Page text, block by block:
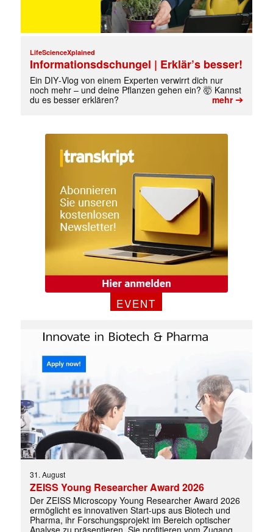
LifeScienceXplained
Informationsdschungel | Erklär’s besser!
Ein DIY‑Vlog von einem Experten verwirrt dich nur
noch mehr – und deine Pflanzen gehen ein? 🤯 Kannst
du es besser erklären?
mehr➔
EVENT
31. August
ZEISS Young Researcher Award 2026
Der ZEISS Microscopy Young Researcher Award 2026
ermöglicht es innovativen Start-ups aus Biotech und
Pharma, ihr Forschungsprojekt im Bereich optischer